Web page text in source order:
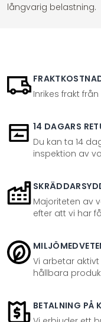
långvarig belastning.
Inrikes frakt från
14 DAGARS
Du kan ta 14
inspektion av
Majoriteten av
efter att vi har
Vi arbetar
hållbara
BETALNING PÅ